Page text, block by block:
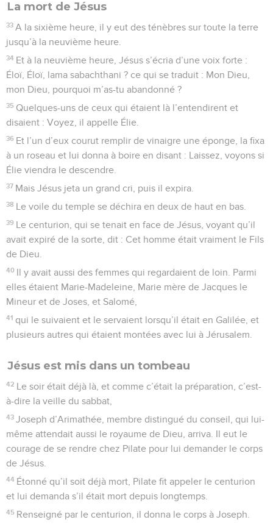
La mort de Jésus
33 A la sixième heure, il y eut des ténèbres sur toute la terre
jusqu’à la neuvième heure.
34 Et à la neuvième heure, Jésus s’écria d’une voix forte :
Éloï, Éloï, lama sabachthani ? ce qui se traduit : Mon Dieu,
mon Dieu, pourquoi m’as-tu abandonné ?
35 Quelques-uns de ceux qui étaient là l’entendirent et
disaient : Voyez, il appelle Élie.
36 Et l’un d’eux courut remplir de vinaigre une éponge, la fixa
à un roseau et lui donna à boire en disant : Laissez, voyons si
Élie viendra le descendre.
37 Mais Jésus jeta un grand cri, puis il expira.
38 Le voile du temple se déchira en deux de haut en bas.
39 Le centurion, qui se tenait en face de Jésus, voyant qu’il
avait expiré de la sorte, dit : Cet homme était vraiment le Fils
de Dieu.
40 Il y avait aussi des femmes qui regardaient de loin. Parmi
elles étaient Marie-Madeleine, Marie mère de Jacques le
Mineur et de Joses, et Salomé,
41 qui le suivaient et le servaient lorsqu’il était en Galilée, et
plusieurs autres qui étaient montées avec lui à Jérusalem.
Jésus est mis dans un tombeau
42 Le soir était déjà là, et comme c’était la préparation, c’est-
à-dire la veille du sabbat,
43 Joseph d’Arimathée, membre distingué du conseil, qui lui-
même attendait aussi le royaume de Dieu, arriva. Il eut le
courage de se rendre chez Pilate pour lui demander le corps
de Jésus.
44 Étonné qu’il soit déjà mort, Pilate fit appeler le centurion
et lui demanda s’il était mort depuis longtemps.
45 Renseigné par le centurion, il donna le corps à Joseph.